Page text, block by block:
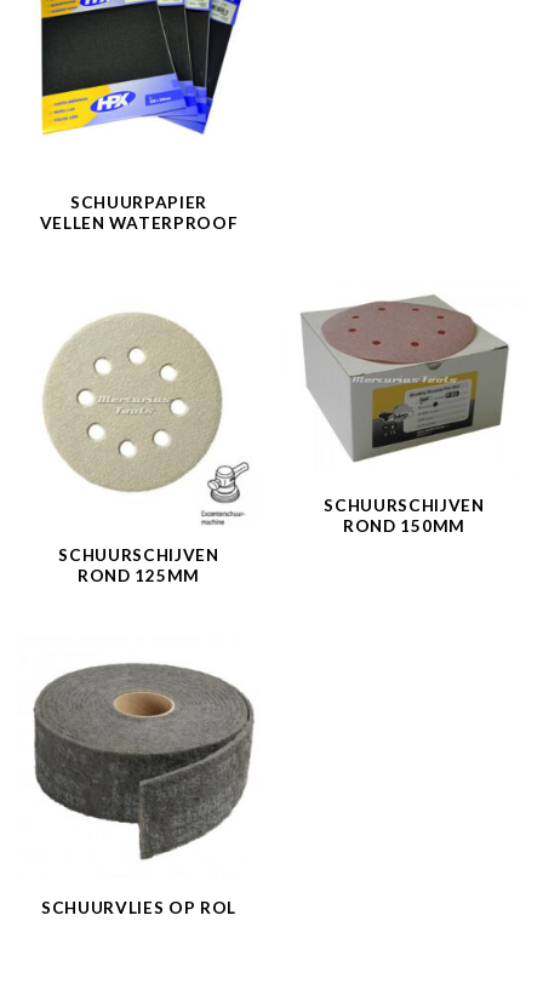
SCHUURPAPIER
VELLEN WATERPROOF
SCHUURSCHIJVEN
ROND 125MM
SCHUURSCHIJVEN
ROND 150MM
SCHUURVLIES OP ROL